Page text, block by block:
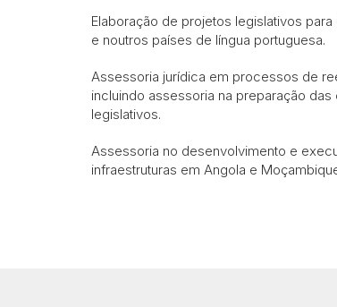
Elaboração de projetos legislativos
e noutros países de língua portuguesa.
Assessoria jurídica em processos de
incluindo assessoria na preparação
legislativos.
Assessoria no desenvolvimento e
infraestruturas em Angola e